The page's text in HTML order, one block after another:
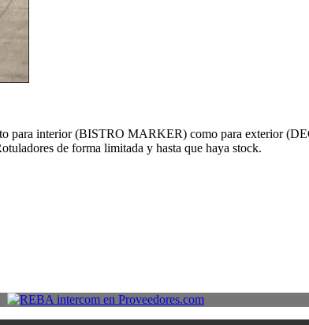
para interior (BISTRO MARKER) como para exterior
de forma limitada y hasta que haya stock.